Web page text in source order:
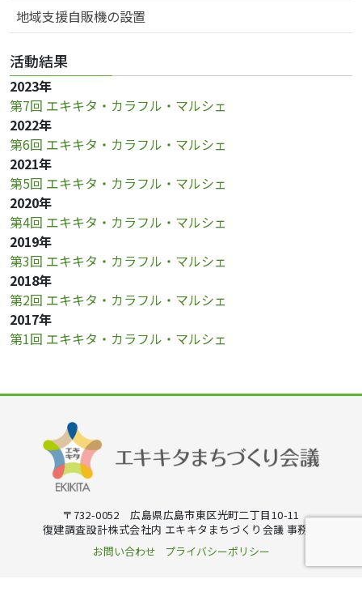
地域支援自販機の設置
活動結果
2023年
第7回 エキキタ・カラフル・マルシェ
2022年
第6回 エキキタ・カラフル・マルシェ
2021年
第5回 エキキタ・カラフル・マルシェ
2020年
第4回 エキキタ・カラフル・マルシェ
2019年
第3回 エキキタ・カラフル・マルシェ
2018年
第2回 エキキタ・カラフル・マルシェ
2017年
第1回 エキキタ・カラフル・マルシェ
〒732-0052 広島県広島市東区光町二丁目10-11
復建調査設計株式会社内 エキキタまちづくり会議 事務局
お問い合わせ
プライバシーポリシー